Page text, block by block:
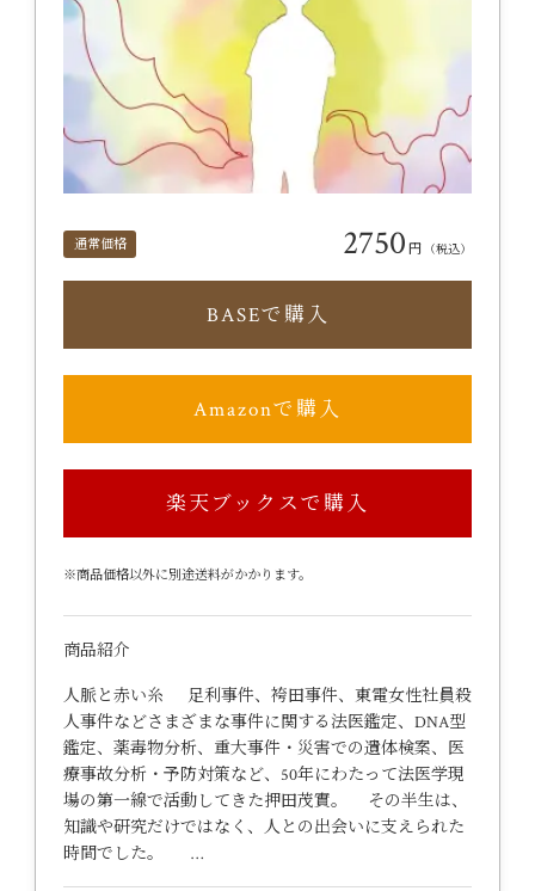
通常価格 2750 円 （税込）
BASEで購入
Amazonで購入
楽天ブックスで購入
※商品価格以外に別途送料がかかります。
商品紹介
人脈と赤い糸 足利事件、袴田事件、東電女性社員殺
人事件などさまざまな事件に関する法医鑑定、DNA型
鑑定、薬毒物分析、重大事件・災害での遺体検案、医
療事故分析・予防対策など、50年にわたって法医学現
場の第一線で活動してきた押田茂實。 その半生は、
知識や研究だけではなく、人との出会いに支えられた
時間でした。 …